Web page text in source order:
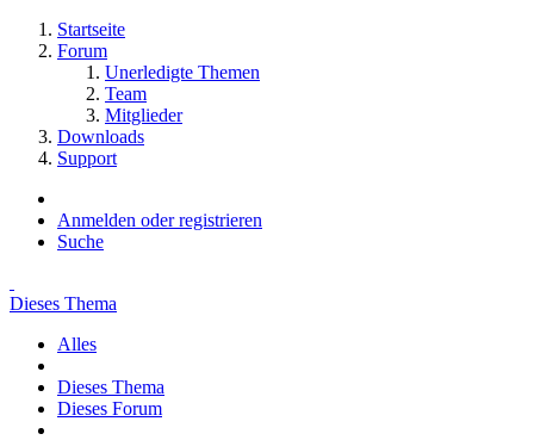
Startseite
Forum
Unerledigte Themen
Team
Mitglieder
Downloads
Support
Anmelden oder registrieren
Suche
Dieses Thema
Alles
Dieses Thema
Dieses Forum